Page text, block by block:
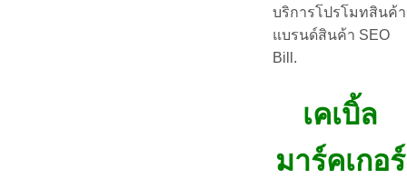
บริการโปรโมทสินค้า
แบรนด์สินค้า SEO
Bill.
เคเบิ้ล
มาร์คเกอร์